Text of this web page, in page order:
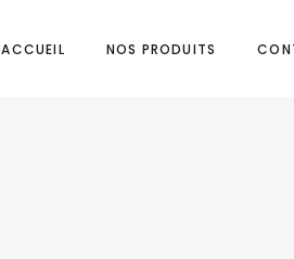
ACCUEIL NOS PRODUITS